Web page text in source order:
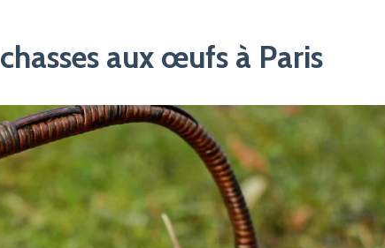
aux œufs à Paris